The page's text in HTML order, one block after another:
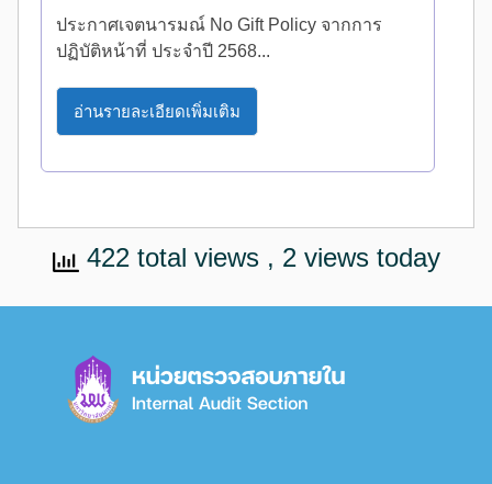
ประกาศเจตนารมณ์ No Gift Policy จากการ
ปฏิบัติหน้าที่ ประจำปี 2568...
อ่านรายละเอียดเพิ่มเติม
422 total views , 2 views today